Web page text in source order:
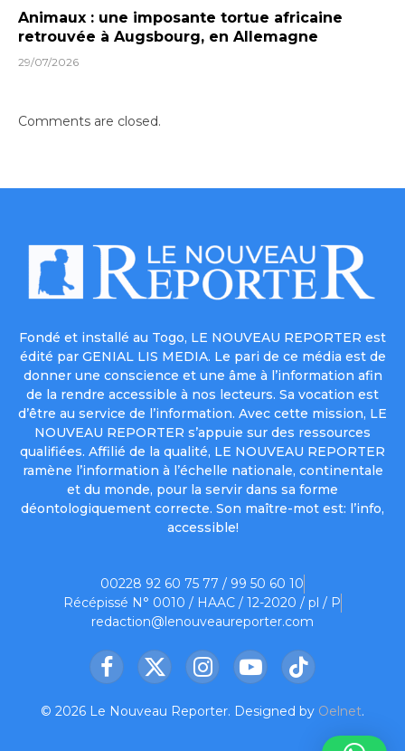
Animaux : une imposante tortue africaine
retrouvée à Augsbourg, en Allemagne
29/07/2026
Comments are closed.
Fondé et installé au Togo, LE NOUVEAU REPORTER est
édité par GENIAL LIS MEDIA. Le pari de ce média est de
donner une conscience et une âme à l’information afin
de la rendre accessible à nos lecteurs. Sa vocation est
d’être au service de l’information. Avec cette mission, LE
NOUVEAU REPORTER s’appuie sur des ressources
qualifiées. Affilié de la qualité, LE NOUVEAU REPORTER
ramène l’information à l’échelle nationale, continentale
et du monde, pour la servir dans sa forme
déontologiquement correcte. Son maître-mot est: l’info,
accessible!
00228 92 60 75 77 / 99 50 60 10
Récépissé N° 0010 / HAAC / 12-2020 / pl / P
redaction@lenouveaureporter.com
Facebook
X
InstagramYouTubeTikTok
© 2026 Le Nouveau Reporter. Designed by Oelnet.